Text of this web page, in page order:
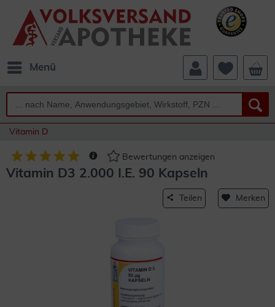
Menü
Vitamin D
Bewertungen anzeigen
Vitamin D3 2.000 I.E. 90 Kapseln
Teilen Merken